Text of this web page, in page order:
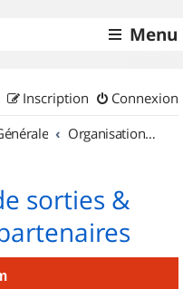
Menu
Connexion
Inscription
Organisation de sorties & Recherche de partenaires
sorties &